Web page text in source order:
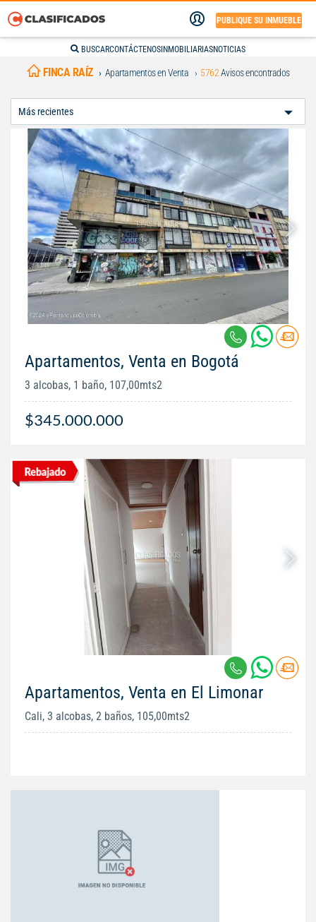
PUBLIQUE SU INMUEBLE
BUSCARCONTÁCTENOS INMOBILIARIASNOTICIAS
FINCA RAÍZ Apartamentos en Venta 5762Avisos encontrados
Apartamentos, Venta en Bogotá
3 alcobas, 1 baño, 107,00mts2
$345.000.000
Apartamentos, Venta en El Limonar
Cali, 3 alcobas, 2 baños, 105,00mts2